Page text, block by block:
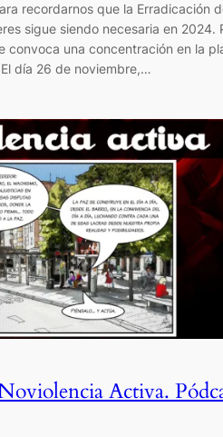
recordarnos que la Erradicación
sigue siendo necesaria en 2024.
convoca una concentración en la
día 26 de noviembre,…
Activa.